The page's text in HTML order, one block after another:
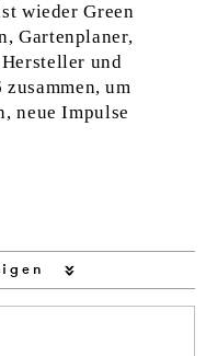
wieder Green
Gartenplaner,
und
um
neue Impulse